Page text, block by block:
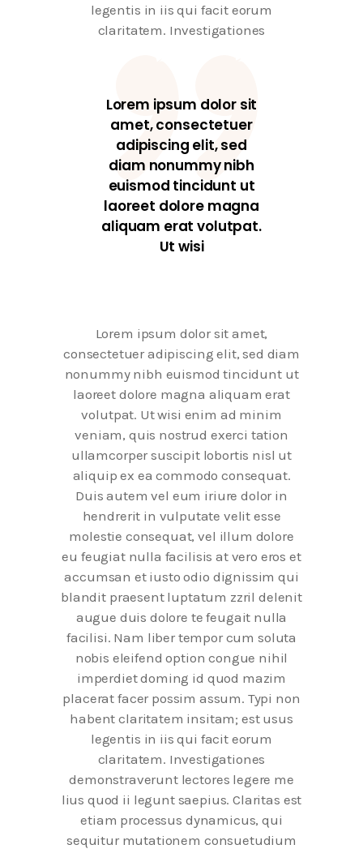
legentis in iis qui facit eorum
claritatem. Investigationes
Lorem ipsum dolor sit
amet, consectetuer
adipiscing elit, sed
diam nonummy nibh
euismod tincidunt ut
laoreet dolore magna
aliquam erat volutpat.
Ut wisi
Lorem ipsum dolor sit amet,
consectetuer adipiscing elit, sed diam
nonummy nibh euismod tincidunt ut
laoreet dolore magna aliquam erat
volutpat. Ut wisi enim ad minim
veniam, quis nostrud exerci tation
ullamcorper suscipit lobortis nisl ut
aliquip ex ea commodo consequat.
Duis autem vel eum iriure dolor in
hendrerit in vulputate velit esse
molestie consequat, vel illum dolore
eu feugiat nulla facilisis at vero eros et
accumsan et iusto odio dignissim qui
blandit praesent luptatum zzril delenit
augue duis dolore te feugait nulla
facilisi. Nam liber tempor cum soluta
nobis eleifend option congue nihil
imperdiet doming id quod mazim
placerat facer possim assum. Typi non
habent claritatem insitam; est usus
legentis in iis qui facit eorum
claritatem. Investigationes
demonstraverunt lectores legere me
lius quod ii legunt saepius. Claritas est
etiam processus dynamicus, qui
sequitur mutationem consuetudium